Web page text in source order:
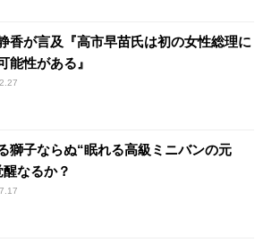
香が言及『高市早苗氏は初の女性総理に
能性がある』
獅子ならぬ“眠れる高級ミニバンの元
なるか？